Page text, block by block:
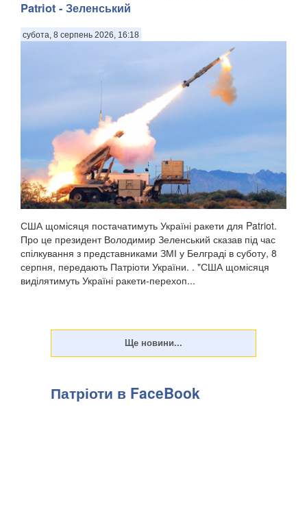
Александр Вучич на спільній із президентом Воло...
Patriot - Зеленський
субота, 8 серпень 2026, 16:18
США щомісяця постачатимуть Україні ракети для Patriot.
Про це президент Володимир Зеленський сказав під час
спілкування з представниками ЗМІ у Белграді в суботу, 8
серпня, передають Патріоти України. . "США щомісяця
виділятимуть Україні ракети-перехоп...
Патріоти в FaceBook